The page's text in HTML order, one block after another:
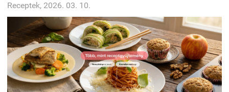
Receptek, 2026. 03. 10.